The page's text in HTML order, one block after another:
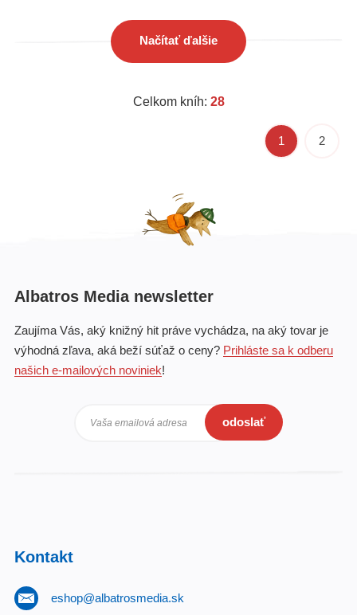
Načítať ďalšie
Celkom kníh: 28
1 2
Albatros Media newsletter
Zaujíma Vás, aký knižný hit práve vychádza, na aký tovar je
výhodná zľava, aká beží súťaž o ceny? Prihláste sa k odberu
našich e-mailových noviniek!
Vaša emailová adresa odoslať
Kontakt
eshop@albatrosmedia.sk